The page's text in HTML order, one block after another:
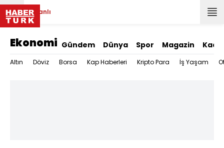
Canlı
Ekonomi Gündem Dünya Spor Magazin
Altın Döviz Borsa Kap Haberleri Kripto Para İş Yaşam